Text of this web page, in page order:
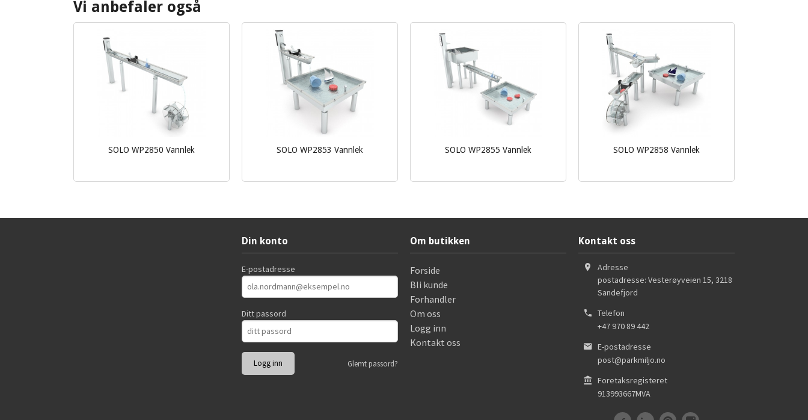
Vi anbefaler også
SOLO WP2850 Vannlek SOLO WP2853 Vannlek SOLO WP2855 Vannlek SOLO WP2858 Vannlek
Din konto
E-postadresse
Ditt passord
Glemt passord?
Om butikken
Forside
Bli kunde
Forhandler
Om oss
Logg inn
Kontakt oss
Kontakt oss
Adresse
postadresse: Vesterøyveien 15, 3218
Sandefjord
Telefon
+47 970 89 442
E-postadresse
post@parkmiljo.no
Foretaksregisteret
913993667MVA